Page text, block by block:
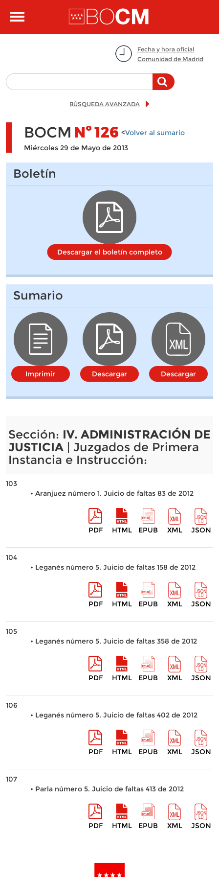
Toggle
Fecha y hora oficial
Comunidad de Madrid
BÚSQUEDA AVANZADA
BOCM Nº126 <Volver al sumario
Miércoles 29 de Mayo de 2013
Boletín
Descargar el boletín completo
Sumario
Imprimir Descargar Descargar
Sección: IV. ADMINISTRACIÓN DE
JUSTICIA| Juzgados de Primera
Instancia e Instrucción:
103
• Aranjuez número 1. Juicio de faltas 83 de 2012
PDF HTML EPUB XML JSON
104
• Leganés número 5. Juicio de faltas 158 de 2012
PDF HTML EPUB XML JSON
105
• Leganés número 5. Juicio de faltas 358 de 2012
PDF HTML EPUB XML JSON
106
• Leganés número 5. Juicio de faltas 402 de 2012
PDF HTML EPUB XML JSON
107
• Parla número 5. Juicio de faltas 413 de 2012
PDF HTML EPUB XML JSON